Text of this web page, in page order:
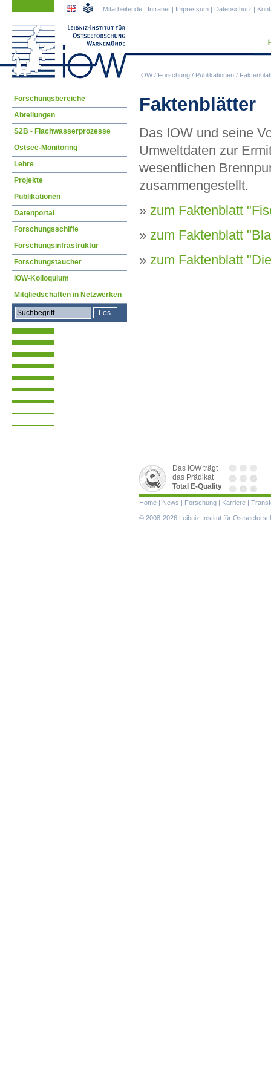
IOW/ Forschung / Publikationen /
Mitarbeitende | Intranet | Impressum | Datenschutz |
Faktenblätter
Das IOW und seine
Umweltdaten zur
wesentlichen
zusammengestellt.
» zum Faktenblatt
» zum Faktenblatt
» zum Faktenblatt
Navigation
überspringen
Forschungsbereiche
Abteilungen
S2B - Flachwasserprozesse
Ostsee-Monitoring
Lehre
Projekte
Publikationen
Datenportal
Forschungsschiffe
Forschungsinfrastruktur
Forschungstaucher
IOW-Kolloquium
Mitgliedschaften in Netzwerken
Das IOW trägt
das Prädikat
Total E-Quality
Navigation
überspringen
Home | News | Forschung | Karriere |
© 2008-2026 Leibniz-Institut für